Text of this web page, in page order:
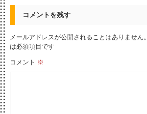
コメントを残す
メールアドレスが公開されることはありません。
は必須項目です
コメント ※